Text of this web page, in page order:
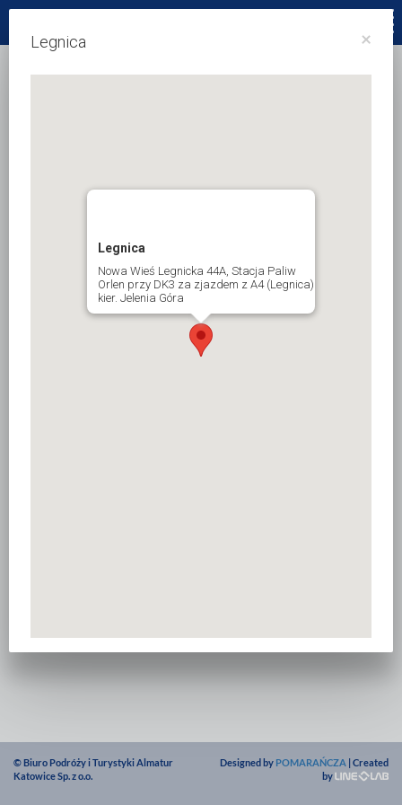
×
Legnica
Legnica
Nowa Wieś Legnicka 44A, Stacja Paliw
Orlen przy DK3 za zjazdem z A4 (Legnica)
kier. Jelenia Góra
© Biuro Podróży i Turystyki Almatur
Katowice Sp. z o.o.
Designed by POMARAŃCZA | Created
by